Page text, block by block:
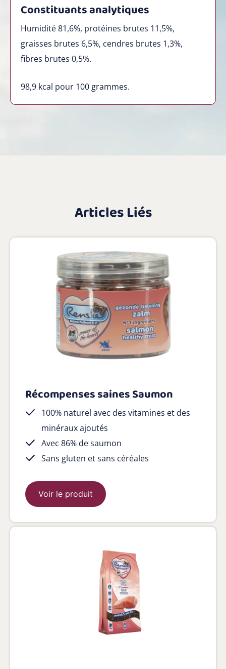
Constituants analytiques
Humidité 81,6%, protéines brutes 11,5%,
graisses brutes 6,5%, cendres brutes 1,3%,
fibres brutes 0,5%.
98,9 kcal pour 100 grammes.
Articles Liés
Récompenses saines Saumon
100% naturel avec des vitamines et des
minéraux ajoutés
Avec 86% de saumon
Sans gluten et sans céréales
Voir le produit